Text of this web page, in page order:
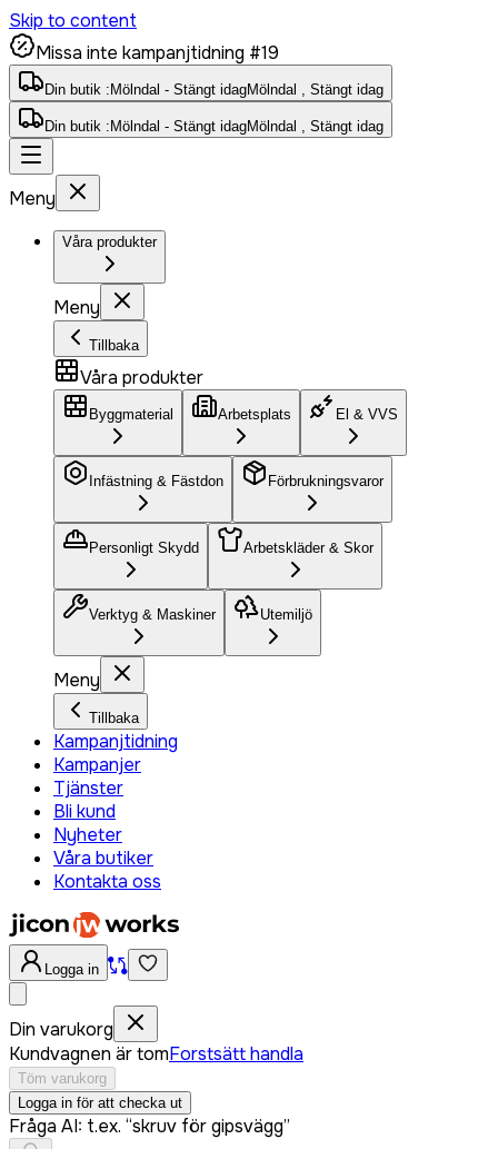
Skip to content
Missa inte kampanjtidning #19
Din butik : Mölndal - Stängt idagMölndal , Stängt idag
Din butik : Mölndal - Stängt idagMölndal , Stängt idag
Meny
Våra produkter
Meny
Tillbaka
Våra produkter
Byggmaterial Arbetsplats El & VVS
Infästning & Fästdon Förbrukningsvaror
Personligt Skydd Arbetskläder & Skor
Verktyg & Maskiner Utemiljö
Meny
Tillbaka
Kampanjtidning
Kampanjer
Tjänster
Bli kund
Nyheter
Våra butiker
Kontakta oss
Logga in
Din varukorg
Kundvagnen är tomForstsätt handla
Töm varukorg
Logga in för att checka ut
Fråga AI: t.ex. “skruv för gipsvägg”